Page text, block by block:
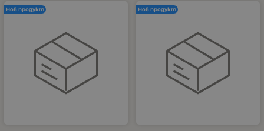
Нов продукт Нов продукт